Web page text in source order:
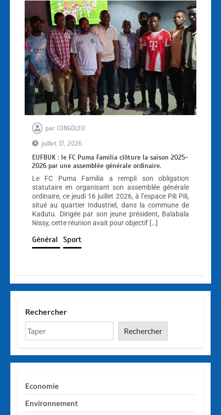
par CONGOLEO
juillet 17, 2026
EUFBUK : le FC Puma Familia clôture la saison 2025-
2026 par une assemblée générale ordinaire.
Le FC Puma Familia a rempli son obligation
statutaire en organisant son assemblée générale
ordinaire, ce jeudi 16 juillet 2026, à l’espace Pili Pili,
situé au quartier Industriel, dans la commune de
Kadutu. Dirigée par son jeune président, Balabala
Nissy, cette réunion avait pour objectif […]
Général Sport
Rechercher
Rechercher
Economie
Environnement